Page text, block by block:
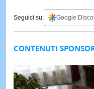
Seguici su: Google